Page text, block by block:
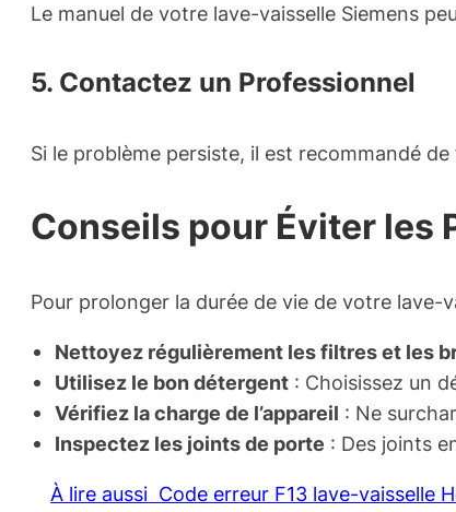
Le manuel de votre lave-vaisselle Siemens
5. Contactez un Professionnel
Si le problème persiste, il est recommandé
Conseils pour Éviter les
Pour prolonger la durée de vie de votre lave-
Nettoyez régulièrement les filtres et les
Utilisez le bon détergent : Choisissez un
Vérifiez la charge de l’appareil : Ne
Inspectez les joints de porte : Des joints
À lire aussi Code erreur F13 lave-vaisselle